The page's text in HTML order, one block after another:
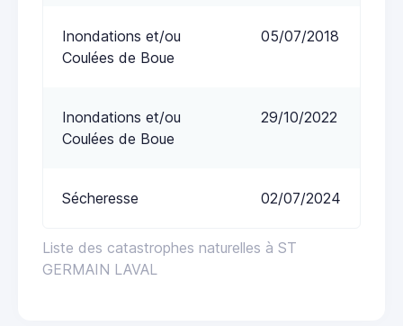
Liste des catastrophes naturelles à ST
GERMAIN LAVAL
Inondations et/ou
Coulées de Boue
05/07/2018
Inondations et/ou
Coulées de Boue
29/10/2022
Sécheresse 02/07/2024